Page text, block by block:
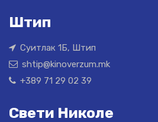
Штип
Суитлак 1Б, Штип
shtip@kinoverzum.mk
+389 71 29 02 39
Свети Николе